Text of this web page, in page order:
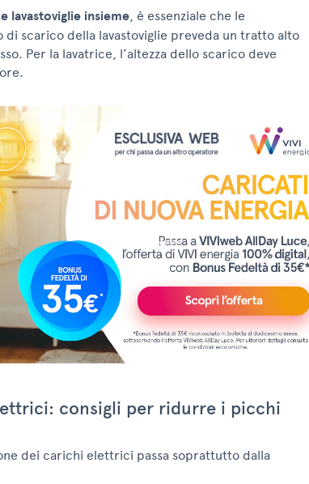
lavastoviglie insieme , è essenziale che le
di scarico della lavastoviglie preveda un tratto alto
Per la lavatrice, l’altezza dello scarico deve
consigli per ridurre i picchi
dei carichi elettrici passa soprattutto dalla